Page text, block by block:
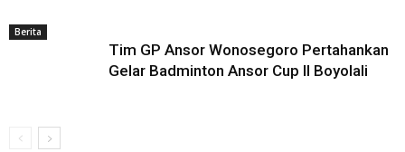
Berita
Tim GP Ansor Wonosegoro Pertahankan
Gelar Badminton Ansor Cup II Boyolali